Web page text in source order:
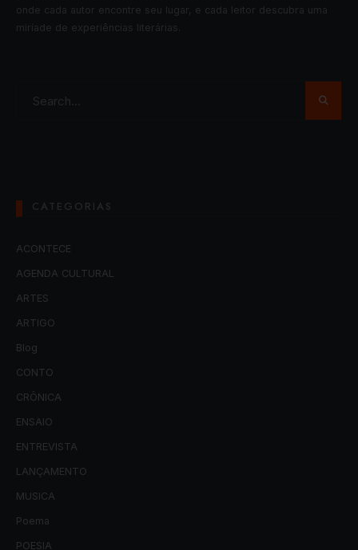
onde cada autor encontre seu lugar, e cada leitor descubra uma
miríade de experiências literárias.
CATEGORIAS
ACONTECE
AGENDA CULTURAL
ARTES
ARTIGO
Blog
CONTO
CRÔNICA
ENSAIO
ENTREVISTA
LANÇAMENTO
MUSICA
Poema
POESIA